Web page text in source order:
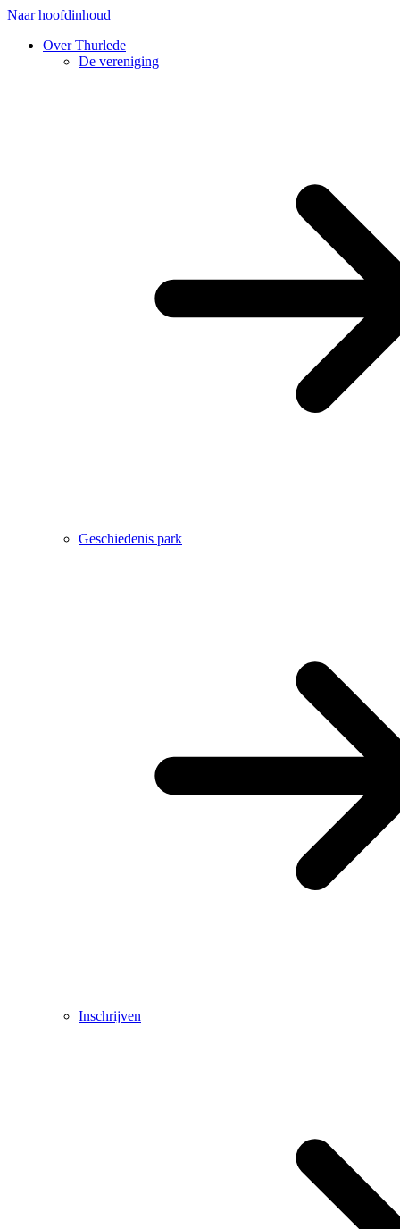
Naar hoofdinhoud
Over Thurlede
De vereniging
Geschiedenis park
Inschrijven